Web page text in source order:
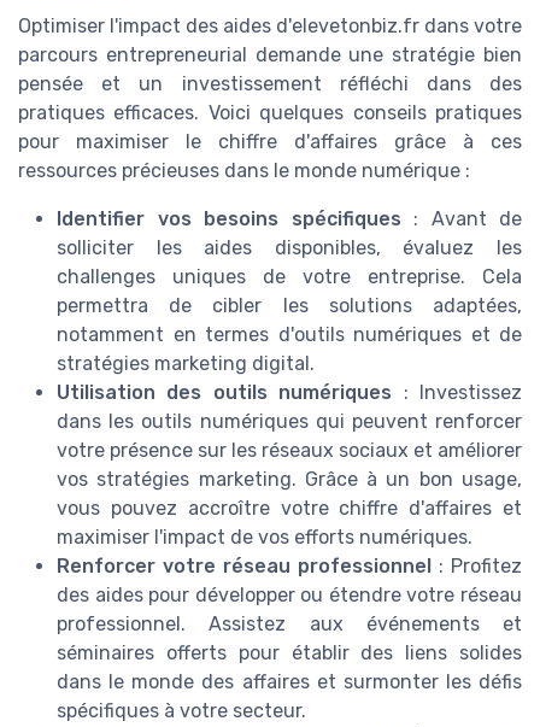
Optimiser l'impact des aides d'elevetonbiz.fr dans votre
parcours entrepreneurial demande une stratégie bien
pensée et un investissement réfléchi dans des
pratiques efficaces. Voici quelques conseils pratiques
pour maximiser le chiffre d'affaires grâce à ces
ressources précieuses dans le monde numérique :
Identifier vos besoins spécifiques : Avant de
solliciter les aides disponibles, évaluez les
challenges uniques de votre entreprise. Cela
permettra de cibler les solutions adaptées,
notamment en termes d'outils numériques et de
stratégies marketing digital.
Utilisation des outils numériques : Investissez
dans les outils numériques qui peuvent renforcer
votre présence sur les réseaux sociaux et améliorer
vos stratégies marketing. Grâce à un bon usage,
vous pouvez accroître votre chiffre d'affaires et
maximiser l'impact de vos efforts numériques.
Renforcer votre réseau professionnel
: Profitez
des aides pour développer ou étendre votre réseau
professionnel. Assistez aux événements et
séminaires offerts pour établir des liens solides
dans le monde des affaires et surmonter les défis
spécifiques à votre secteur.